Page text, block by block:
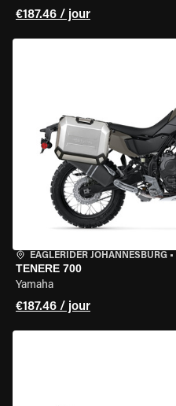
€187.46 / jour
EAGLERIDER JOHANNESBURG •
TENERE 700
Yamaha
€187.46 / jour